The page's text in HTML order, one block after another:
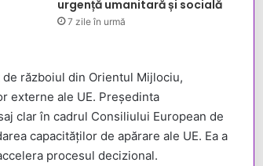
urgență umanitară și socială
7 zile în urmă
războiul din Orientul Mijlociu,
externe ale UE. Președinta
clar în cadrul Consiliului European de
capacităților de apărare ale UE. Ea a
procesul decizional.